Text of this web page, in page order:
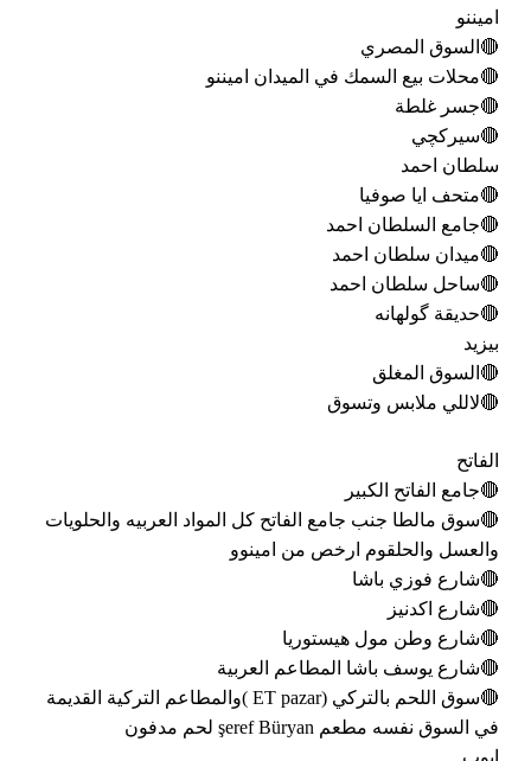
اميننو
🔴السوق المصري
🔴محلات بيع السمك في الميدان اميننو
🔴جسر غلطة
🔴سيركچي
سلطان احمد
🔴متحف ايا صوفيا
🔴جامع السلطان احمد
🔴ميدان سلطان احمد
🔴ساحل سلطان احمد
🔴حديقة گولهانه
بيزيد
🔴السوق المغلق
🔴لاللي ملابس وتسوق
الفاتح
🔴جامع الفاتح الكبير
🔴سوق مالطا جنب جامع الفاتح كل المواد العربيه والحلويات
والعسل والحلقوم ارخص من امينوو
🔴شارع فوزي باشا
🔴شارع اكدنيز
🔴شارع وطن مول هيستوريا
🔴شارع يوسف باشا المطاعم العربية
🔴سوق اللحم بالتركي (ET pazar )والمطاعم التركية القديمة
في السوق نفسه مطعم şeref Büryan لحم مدفون
ايوب